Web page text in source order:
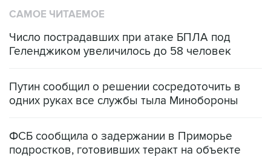
Число пострадавших при атаке БПЛА под
Путин сообщил о решении сосредоточить в
ФСБ сообщила о задержании в Приморье
Росгвардии